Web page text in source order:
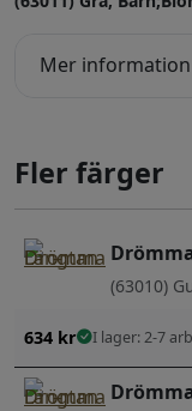
Mer
Fler färger
(63010)
634 kr I lager: 2-7